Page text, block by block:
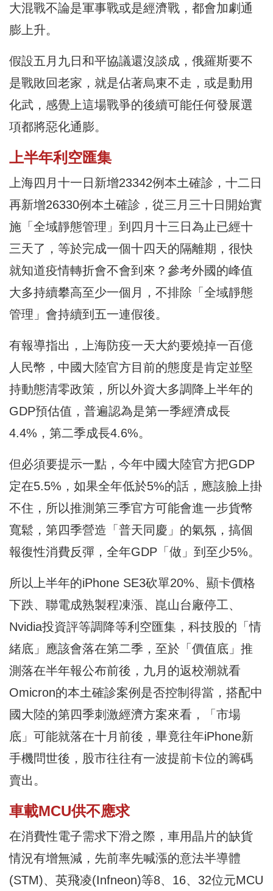
大混戰不論是軍事戰或是經濟戰，都會加劇通
膨上升。
假設五月九日和平協議還沒談成，俄羅斯要不
是戰敗回老家，就是佔著烏東不走，或是動用
化武，感覺上這場戰爭的後續可能任何發展選
項都將惡化通膨。
上半年利空匯集
上海四月十一日新增23342例本土確診，十二日
再新增26330例本土確診，從三月三十日開始實
施「全域靜態管理」到四月十三日為止已經十
三天了，等於完成一個十四天的隔離期，很快
就知道疫情轉折會不會到來？參考外國的峰值
大多持續攀高至少一個月，不排除「全域靜態
管理」會持續到五一連假後。
有報導指出，上海防疫一天大約要燒掉一百億
人民幣，中國大陸官方目前的態度是肯定並堅
持動態清零政策，所以外資大多調降上半年的
GDP預估值，普遍認為是第一季經濟成長
4.4%，第二季成長4.6%。
但必須要提示一點，今年中國大陸官方把GDP
定在5.5%，如果全年低於5%的話，應該臉上掛
不住，所以推測第三季官方可能會進一步貨幣
寬鬆，第四季營造「普天同慶」的氣氛，搞個
報復性消費反彈，全年GDP「做」到至少5%。
所以上半年的iPhone SE3砍單20%、顯卡價格
下跌、聯電成熟製程凍漲、崑山台廠停工、
Nvidia投資評等調降等利空匯集，科技股的「情
緒底」應該會落在第二季，至於「價值底」推
測落在半年報公布前後，九月的返校潮就看
Omicron的本土確診案例是否控制得當，搭配中
國大陸的第四季刺激經濟方案來看，「市場
底」可能就落在十月前後，畢竟往年iPhone新
手機問世後，股市往往有一波提前卡位的籌碼
賣出。
車載MCU供不應求
在消費性電子需求下滑之際，車用晶片的缺貨
情況有增無減，先前率先喊漲的意法半導體
(STM)、英飛凌(Infneon)等8、16、32位元MCU